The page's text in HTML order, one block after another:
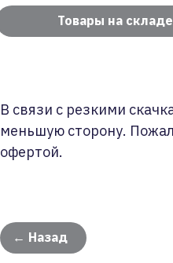
Товары на складе
В связи с резкими
меньшую сторону.
офертой.
← Назад